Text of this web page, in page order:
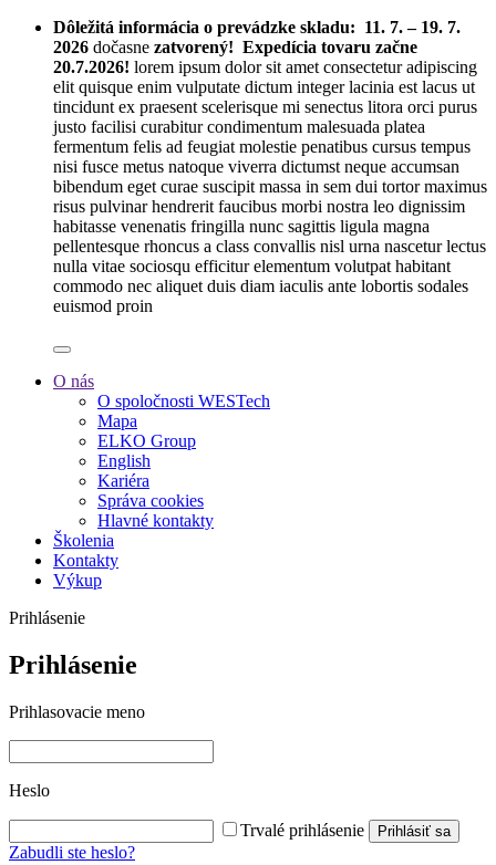
Dôležitá informácia o prevádzke skladu: 11. 7. – 19. 7.
2026 dočasne zatvorený! Expedícia tovaru začne
20.7.2026! lorem ipsum dolor sit amet consectetur adipiscing
elit quisque enim vulputate dictum integer lacinia est lacus ut
tincidunt ex praesent scelerisque mi senectus litora orci purus
justo facilisi curabitur condimentum malesuada platea
fermentum felis ad feugiat molestie penatibus cursus tempus
nisi fusce metus natoque viverra dictumst neque accumsan
bibendum eget curae suscipit massa in sem dui tortor maximus
risus pulvinar hendrerit faucibus morbi nostra leo dignissim
habitasse venenatis fringilla nunc sagittis ligula magna
pellentesque rhoncus a class convallis nisl urna nascetur lectus
nulla vitae sociosqu efficitur elementum volutpat habitant
commodo nec aliquet duis diam iaculis ante lobortis sodales
euismod proin
O nás
O spoločnosti WESTech
Mapa
ELKO Group
English
Kariéra
Správa cookies
Hlavné kontakty
Školenia
Kontakty
Výkup
Prihlásenie
Prihlásenie
Prihlasovacie meno
Heslo
Trvalé prihlásenie Prihlásiť sa
Zabudli ste heslo?